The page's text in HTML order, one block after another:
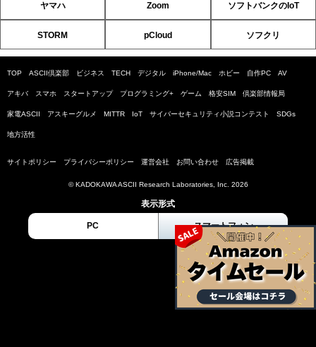
ヤマハ Zoom ソフトバンクのIoT
STORM pCloud ソフクリ
TOP ASCII倶楽部 ビジネス TECH デジタル iPhone/Mac ホビー 自作PC AV
アキバ スマホ スタートアップ プログラミング+ ゲーム 格安SIM 倶楽部情報局
家電ASCII アスキーグルメ MITTR IoT サイバーセキュリティ小説コンテスト SDGs
地方活性
サイトポリシー プライバシーポリシー 運営会社 お問い合わせ 広告掲載
© KADOKAWA ASCII Research Laboratories, Inc. 2026
表示形式
PC スマートフォン